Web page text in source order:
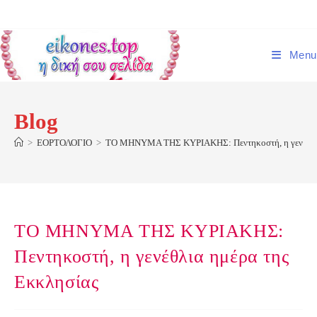
content
Menu
Blog
> ΕΟΡΤΟΛΟΓΙΟ > ΤΟ ΜΗΝΥΜΑ ΤΗΣ ΚΥΡΙΑΚΗΣ: Πεντηκοστή, η γενέθλια
ΤΟ ΜΗΝΥΜΑ ΤΗΣ ΚΥΡΙΑΚΗΣ:
Πεντηκοστή, η γενέθλια ημέρα της
Εκκλησίας